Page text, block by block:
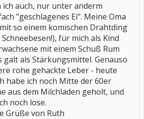
ich auch, nur unter anderm
"geschlagenes Ei". Meine Oma
so einem komischen Drahtding
für mich als Kind
mit einem Schuß Rum
galt als Stärkungsmittel. Genauso
rohe gehackte Leber - heute
habe ich noch Mitte der 60er
aus dem Milchladen geholt, und
noch lose.
Grüße von Ruth